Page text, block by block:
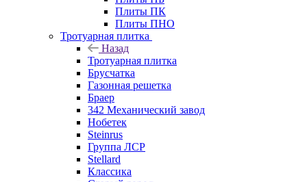
Плиты ПК
Плиты ПНО
Тротуарная плитка
Назад
Тротуарная плитка
Брусчатка
Газонная решетка
Браер
342 Механический завод
Нобетек
Steinrus
Группа ЛСР
Stellard
Классика